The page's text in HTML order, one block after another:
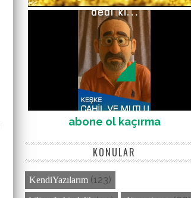
abone ol kaçırma
KONULAR
KendiYazılarım (123)